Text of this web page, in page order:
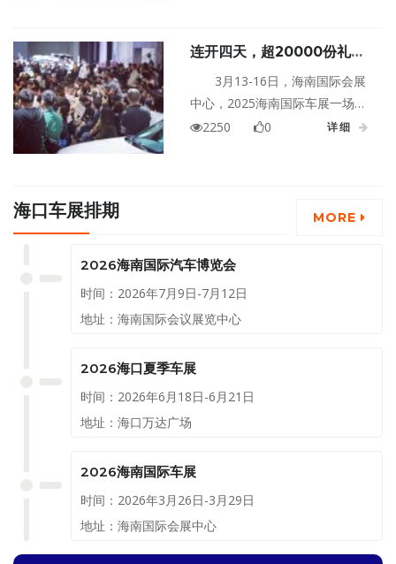
的多元汽车文化嘉年华。展位图
重磅来袭，快来一起看看吧。
连开四天，超20000份礼品
放送！海南国际车展即将开幕
3月13-16日，海南国际会展
中心，2025海南国际车展一场汽
车界的超级盛宴即将开启。海南
2250 0 详细
海口车展排期 MORE
2026海南国际汽车博览会
时间：2026年7月9日-7月12日
地址：海南国际会议展览中心
2026海口夏季车展
时间：2026年6月18日-6月21日
地址：海口万达广场
2026海南国际车展
时间：2026年3月26日-3月29日
地址：海南国际会展中心